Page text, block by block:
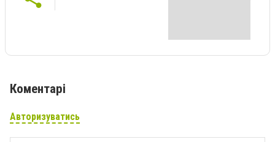
Коментарі
Авторизуватись